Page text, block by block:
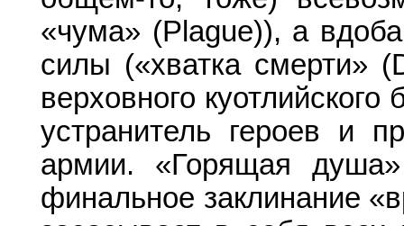
«чума» (Plague)), а
силы («хватка смерти»
верховного
устранитель героев и
армии. «Горящая
финальное заклинание